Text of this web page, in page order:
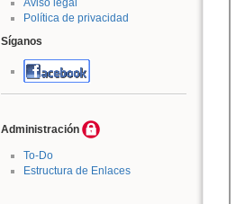
Aviso legal
Política de privacidad
Síganos
Administración
To-Do
Estructura de Enlaces